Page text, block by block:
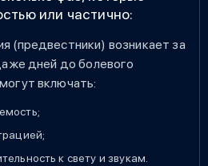
или частично:
(предвестники) возникает за
дней до болевого
включать:
к свету и звукам.